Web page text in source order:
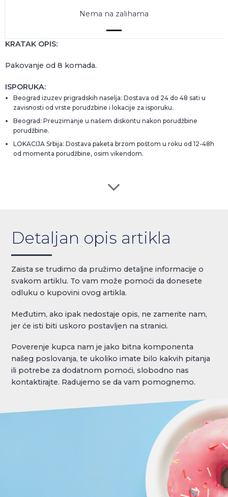
Nema na zalihama
KRATAK OPIS:
Pakovanje od 8 komada.
ISPORUKA:
Beograd izuzev prigradskih naselja: Dostava od 24 do 48 sati u
zavisnosti od vrste porudzbine i lokacije za isporuku.
Beograd: Preuzimanje u našem diskontu nakon porudžbine
porudžbine.
LOKACIJA Srbija: Dostava paketa brzom poštom u roku od 12-48h
od momenta porudžbine, osim vikendom.
Detaljan opis artikla
Zaista se trudimo da pružimo detaljne informacije o
svakom artiklu. To vam može pomoći da donesete
odluku o kupovini ovog artikla.
Međutim, ako ipak nedostaje opis, ne zamerite nam,
jer će isti biti uskoro postavljen na stranici.
Poverenje kupca nam je jako bitna komponenta
našeg poslovanja, te ukoliko imate bilo kakvih pitanja
ili potrebe za dodatnom pomoći, slobodno nas
kontaktirajte. Radujemo se da vam pomognemo.